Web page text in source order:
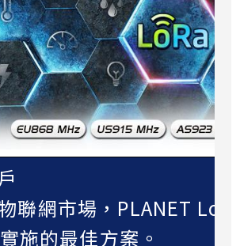
聯網市場，PLANET
施的最佳方案。